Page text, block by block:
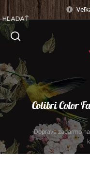
Colibri Color
Doprava zadarmo
HĽADAŤ